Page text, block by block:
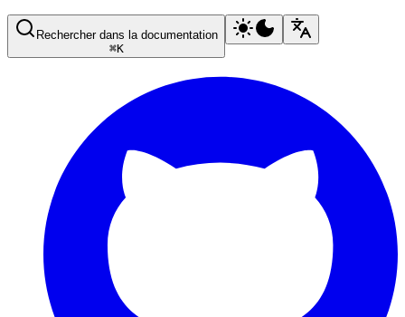
Rechercher dans la documentation
⌘K